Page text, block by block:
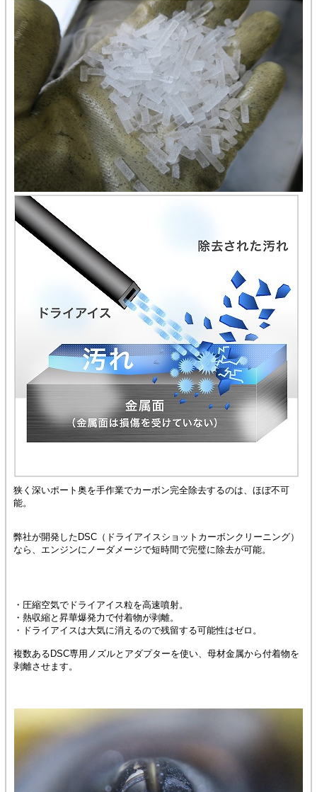
狭く深いポート奥を手作業でカーボン完全除去するのは、ほぼ不可
能。
弊社が開発したDSC（ドライアイスショットカーボンクリーニング）
なら、エンジンにノーダメージで短時間で完璧に除去が可能。
・圧縮空気でドライアイス粒を高速噴射。
・熱収縮と昇華爆発力で付着物が剥離。
・ドライアイスは大気に消えるので残留する可能性はゼロ。
複数あるDSC専用ノズルとアダプターを使い、母材金属から付着物を
剥離させます。